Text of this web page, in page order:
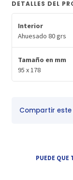
DETALLES DEL
Interior
Ahuesado 80 grs
Tamaño en mm
95 x 178
Compartir
PUEDE QUE